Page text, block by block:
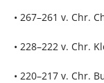
• 267–261 v. Chr.
• 228–222 v. Chr.
• 220–217 v. Chr.